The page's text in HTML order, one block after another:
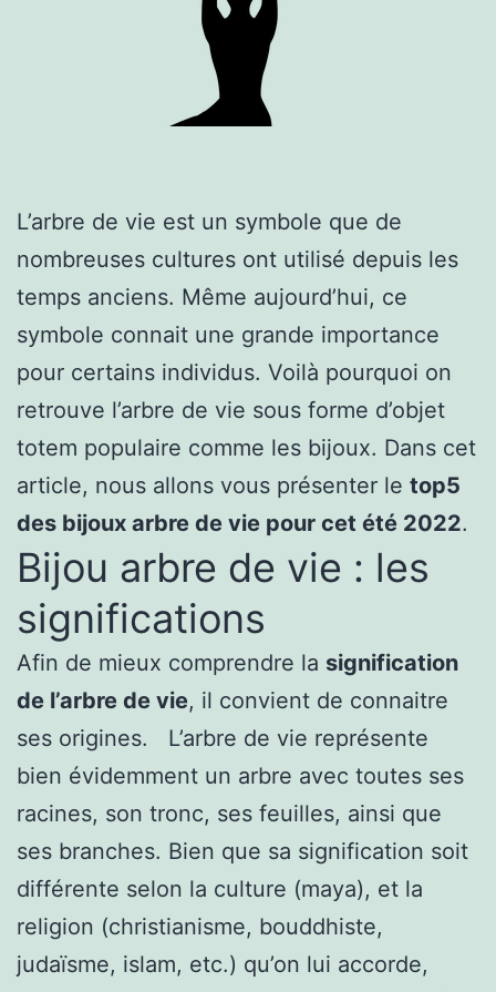
L’arbre de vie est un symbole que de
nombreuses cultures ont utilisé depuis les
temps anciens. Même aujourd’hui, ce
symbole connait une grande importance
pour certains individus. Voilà pourquoi on
retrouve l’arbre de vie sous forme d’objet
totem populaire comme les bijoux. Dans cet
article, nous allons vous présenter le top5
des bijoux arbre de vie pour cet été 2022.
Bijou arbre de vie : les
significations
Afin de mieux comprendre la signification
de l’arbre de vie, il convient de connaitre
ses origines. L’arbre de vie représente
bien évidemment un arbre avec toutes ses
racines, son tronc, ses feuilles, ainsi que
ses branches. Bien que sa signification soit
différente selon la culture (maya), et la
religion (christianisme, bouddhiste,
judaïsme, islam, etc.) qu’on lui accorde,